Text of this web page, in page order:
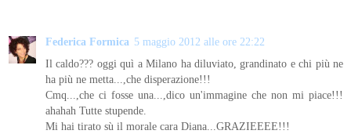
Federica Formica 5 maggio 2012 alle ore 22:22
Il caldo??? oggi quì a Milano ha diluviato, grandinato e chi più ne
ha più ne metta...,che disperazione!!!
Cmq...,che ci fosse una...,dico un'immagine che non mi piace!!!
ahahah Tutte stupende.
Mi hai tirato sù il morale cara Diana...GRAZIEEEE!!!